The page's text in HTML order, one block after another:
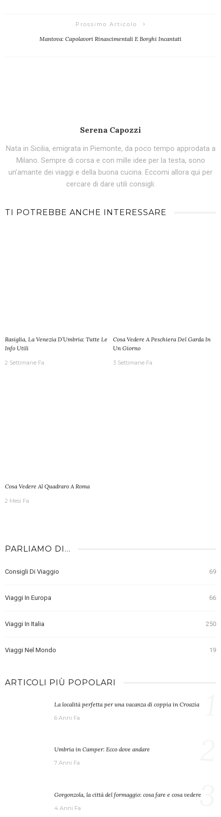
Prossimo Articolo
Mantova: Capolavori Rinascimentali E Borghi Incantati
Serena Capozzi
Nata in Sicilia, emigrata in Piemonte, da poco tempo approdata a
Milano. Sempre di corsa e con mille idee per la testa, sono
un’amante dei viaggi e della buona cucina. Eccomi allora qui per
cercare di dare utili consigli.
TI POTREBBE ANCHE INTERESSARE
Rasiglia, La Venezia D’Umbria: Tutte Le
Info Utili
2 Settimane Fa
Cosa Vedere A Peschiera Del Garda In
Un Giorno
3 Settimane Fa
Cosa Vedere Al Quadraro A Roma
2 Mesi Fa
PARLIAMO DI…
Consigli Di Viaggio 69
Viaggi In Europa 66
Viaggi In Italia 250
Viaggi Nel Mondo 19
ARTICOLI PIÙ POPOLARI
La località perfetta per una vacanza di coppia in Croazia
6 Anni Fa
Umbria in Camper: Ecco dove andare
7 Anni Fa
Gorgonzola, la città del formaggio: cosa fare e cosa vedere
4 Anni Fa 3